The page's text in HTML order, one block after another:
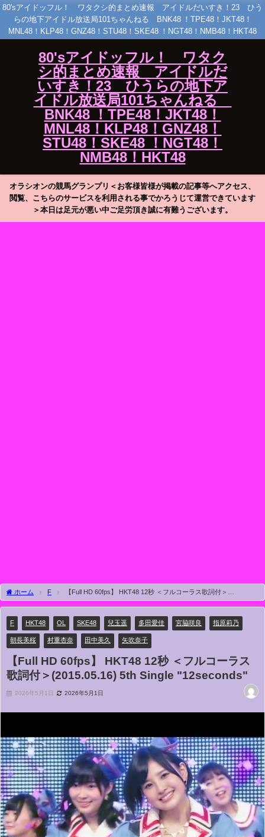
80'sアイドッフル！ ワタクシ的まとめ速報 アイドルだいすき！23 ひう
らの地下アイドル放送局101ちゃんねる BNK48 ！TPE48！JKT48！
MNL48！KLP48！GNZ48！STU48！SKE48 ！NGT48！NMB48！HKT48
80'sアイドッフル！ ワタク
シ的まとめ速報 アイドルだ
いすき！23 ひうらの地下ア
イドル放送局101ちゃんねる
BNK48 ！TPE48！JKT48！
MNL48！KLP48！GNZ48！
STU48！SKE48 ！NGT48！
NMB48！HKT48
オラシオンの競馬グランプリ＜お客様皆様が掲載の記事等へアクセス、
閲覧、こちらのサービスを利用される事でかろうじて運営できています
＞本日は足元が悪い中ご足労頂き誠に有難うございます。
ホーム F
【Full HD 60fps】 HKT48 12秒 ＜フルコーラス歌詞付＞
(2015.05.16) 5th Single "12seconds"
F HKT48 OL SKE48 兒玉遥 多田愛佳 宮脇咲良 指原莉乃
朝長美桜 村重杏奈 田中美久 矢吹奈子
【Full HD 60fps】 HKT48 12秒 ＜フルコーラス
歌詞付＞(2015.05.16) 5th Single "12seconds"
2026年5月1日 2026年5月1日